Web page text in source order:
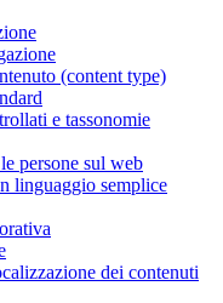
(content type)
e tassonomie
persone sul web
linguaggio semplice
dei contenuti